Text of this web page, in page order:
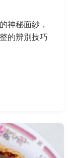
神秘面紗，
的辨別技巧